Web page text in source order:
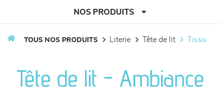
NOS PRODUITS
séjours
TOUS NOS PRODUITS literie tête de lit tissu
Tête de lit - Ambiance